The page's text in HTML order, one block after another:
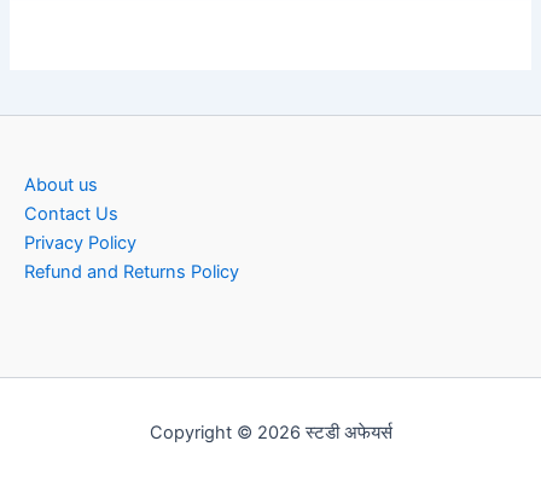
About us
Contact Us
Privacy Policy
Refund and Returns Policy
Copyright © 2026 स्टडी अफेयर्स